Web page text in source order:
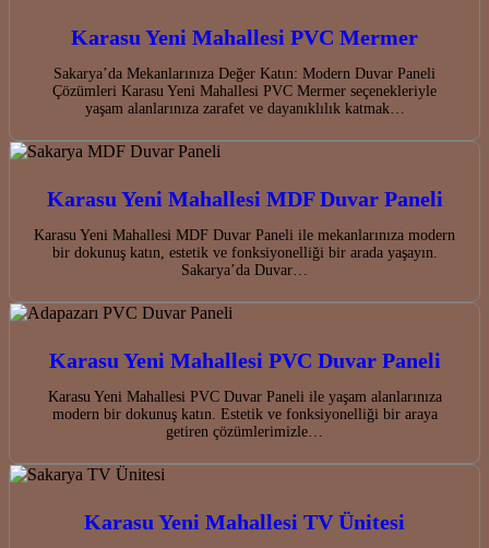
Karasu Yeni Mahallesi PVC Mermer
Sakarya’da Mekanlarınıza Değer Katın: Modern Duvar Paneli
Çözümleri Karasu Yeni Mahallesi PVC Mermer seçenekleriyle
yaşam alanlarınıza zarafet ve dayanıklılık katmak…
Karasu Yeni Mahallesi MDF Duvar Paneli
Karasu Yeni Mahallesi MDF Duvar Paneli ile mekanlarınıza modern
bir dokunuş katın, estetik ve fonksiyonelliği bir arada yaşayın.
Sakarya’da Duvar…
Karasu Yeni Mahallesi PVC Duvar Paneli
Karasu Yeni Mahallesi PVC Duvar Paneli ile yaşam alanlarınıza
modern bir dokunuş katın. Estetik ve fonksiyonelliği bir araya
getiren çözümlerimizle…
Karasu Yeni Mahallesi TV Ünitesi